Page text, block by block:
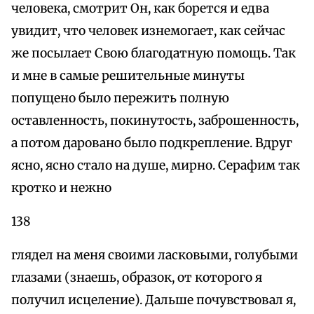
человека, смотрит Он, как борется и едва
увидит, что человек изнемогает, как сейчас
же посылает Свою благодатную помощь. Так
и мне в самые решительные минуты
попущено было пережить полную
оставленность, покинутость, заброшенность,
а потом даровано было подкрепление. Вдруг
ясно, ясно стало на душе, мирно. Серафим так
кротко и нежно
138
глядел на меня своими ласковыми, голубыми
глазами (знаешь, образок, от которого я
получил исцеление). Дальше почувствовал я,